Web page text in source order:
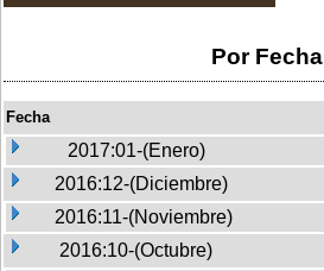
Por Fecha
Fecha
2017:01-(Enero)
2016:12-(Diciembre)
2016:11-(Noviembre)
2016:10-(Octubre)